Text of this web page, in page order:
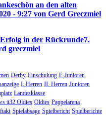
an den alten
- 9:27 von Gerd Greczmiel
Erfolg in der Rückrunde7.
greczmiel
Derby Einschulung F-Junioren
I. Herren II. Herren Junioren
Landesklasse
ü32 Oldies Oldies Pappelarena
Spielabsage Spielbericht Spielberichte